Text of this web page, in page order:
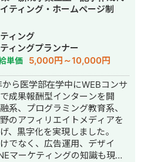
インサイドセールスチーム立
の組織開発、システム自動化
務改善など、広範に渡る全般
式会社
を設立し、総合代理店にて
ンスクライアント/売上700億
デジタル＆オフラインにて役
マーケティング戦略を担当
ティング・ホームページ制
・オウンドメディア制作・構
代行
ィング
ィングプランナー
単価 5,000円～10,000円
ら医学部在学中にWEBコンサ
成果報酬型インターンを開
系、プログラミング教育系、
のアフィリエイトメディアを
、黒字化を実現しました。
でなく、広告運用、デザイ
マーケティングの知識も現場